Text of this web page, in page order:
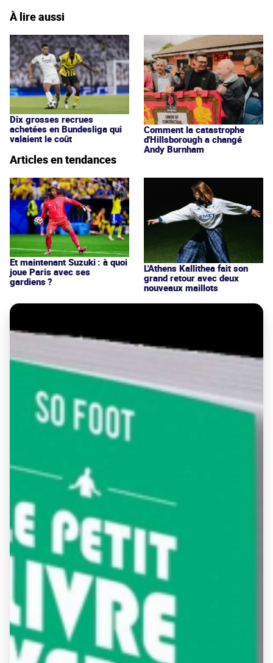
À lire aussi
Dix grosses recrues
achetées en Bundesliga qui
valaient le coût
Comment la catastrophe
d'Hillsborough a changé
Andy Burnham
Articles en tendances
Et maintenant Suzuki : à quoi
joue Paris avec ses
gardiens ?
L'Athens Kallithea fait son
grand retour avec deux
nouveaux maillots